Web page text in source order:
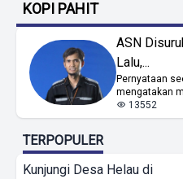
KOPI PAHIT
ASN
Lalu,...
Pernyataan
mengatakan
13552
TERPOPULER
Kunjungi Desa Helau di